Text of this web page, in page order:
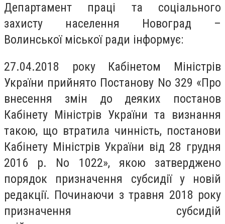
Департамент праці та соціального
захисту населення Новоград –
Волинської міської ради інформує:
27.04.2018 року Кабінетом Міністрів
України прийнято Постанову No 329 «Про
внесення змін до деяких постанов
Кабінету Міністрів України та визнання
такою, що втратила чинність, постанови
Кабінету Міністрів України від 28 грудня
2016 р. No 1022», якою затверджено
порядок призначення субсидії у новій
редакції. Починаючи з травня 2018 року
призначення субсидій